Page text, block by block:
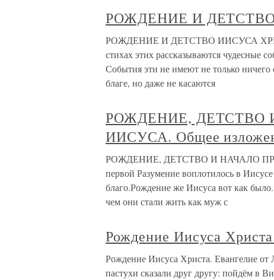
РОЖДЕНИЕ И
РОЖДЕНИЕ И ДЕТСТВО ИИСУСА
стихах этих рассказываются чудесные
События эти не имеют не только
благе, но даже не касаются
РОЖДЕНИЕ, ДЕТСТВО
ИИСУСА. Общее
РОЖДЕНИЕ, ДЕТСТВО И НАЧАЛО
первой Разумение воплотилось в
благо.Рождение же Иисуса вот как
чем они стали жить как муж с
Рождение Иисуса
Рождение Иисуса Христа. Евангелие
пастухи сказали друг другу: пойдём в